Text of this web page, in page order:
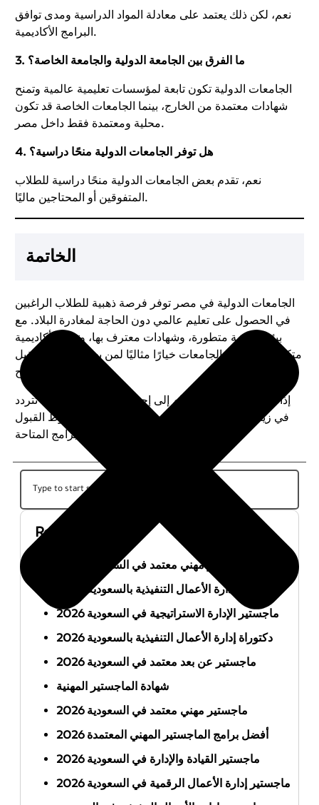
نعم، لكن ذلك يعتمد على معادلة المواد الدراسية ومدى توافق
البرامج الأكاديمية.
3. ما الفرق بين الجامعة الدولية والجامعة الخاصة؟
الجامعات الدولية تكون تابعة لمؤسسات تعليمية عالمية وتمنح
شهادات معتمدة من الخارج، بينما الجامعات الخاصة قد تكون
محلية ومعتمدة فقط داخل مصر.
4. هل توفر الجامعات الدولية منحًا دراسية؟
نعم، تقدم بعض الجامعات الدولية منحًا دراسية للطلاب
المتفوقين أو المحتاجين ماليًا.
الخاتمة
الجامعات الدولية في مصر توفر فرصة ذهبية للطلاب الراغبين
في الحصول على تعليم عالمي دون الحاجة لمغادرة البلاد. مع
بيئة تعليمية متطورة، وشهادات معترف بها، وتجربة أكاديمية
متكاملة، تعد هذه الجامعات خيارًا مثاليًا لمن يسعى إلى مستقبل
إذا كنت تفكر في الانضمام إلى إحدى هذه الجامعات، فلا تتردد
في زيارة مواقعها الرسمية لمعرفة المزيد عن شروط القبول
Recent Posts
أفضل ماجستير مهني معتمد في السعودية 2026
ماجستير إدارة الأعمال التنفيذية بالسعودية 2026
ماجستير الإدارة الاستراتيجية في السعودية 2026
دكتوراة إدارة الأعمال التنفيذية بالسعودية 2026
ماجستير عن بعد معتمد في السعودية 2026
شهادة الماجستير المهنية
ماجستير مهني معتمد في السعودية 2026
أفضل برامج الماجستير المهني المعتمدة 2026
ماجستير القيادة والإدارة في السعودية 2026
ماجستير إدارة الأعمال الرقمية في السعودية 2026